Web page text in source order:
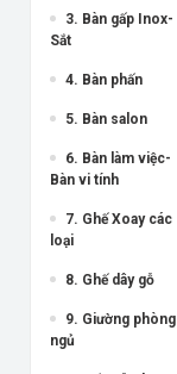
3. Bàn gấp Inox-
Sắt
4. Bàn phấn
5. Bàn salon
6. Bàn làm việc-
Bàn vi tính
7. Ghế Xoay các
loại
8. Ghế dây gỗ
9. Giường phòng
ngủ